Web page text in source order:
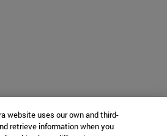
website uses our own and third-
retrieve information when you